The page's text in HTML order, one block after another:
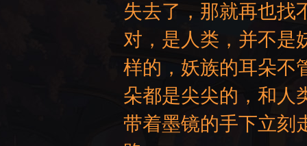
失去了，那就再也找
对，是人类，并不是
样的，妖族的耳朵不
朵都是尖尖的，和人
带着墨镜的手下立刻